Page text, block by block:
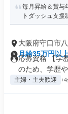
毎月昇給＆賞与
トダッシュ支援
大阪府守口市
月給35万円以
応募資格 【学
のため、学歴
主婦・主夫歓迎 +4